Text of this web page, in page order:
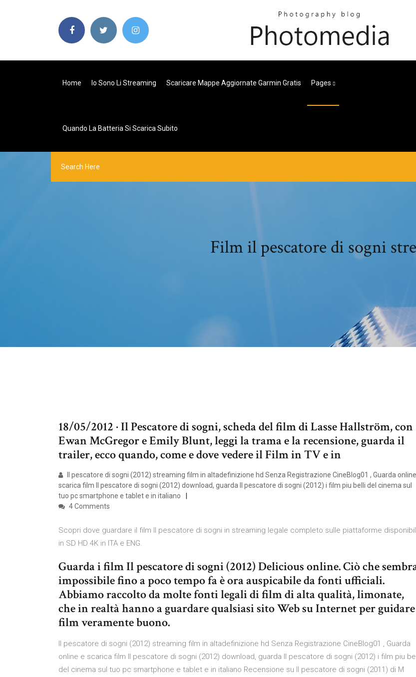
Home Io Sono Li Streaming Scaricare Mappe Aggiornate Garmin Gratis Pages
Quando La Batteria Si Scarica Subito
Film il pescatore di sogni
18/05/2012 · Il Pescatore di sogni, scheda del film di Lasse Hallström, con
Ewan McGregor e Emily Blunt, leggi la trama e la recensione, guarda il
trailer, ecco quando, come e dove vedere il Film in TV e in
Il pescatore di sogni (2012) streaming film in altadefinizione hd Senza Registrazione CineBlog01 , Guarda
scarica film Il pescatore di sogni (2012) download, guarda Il pescatore di sogni (2012) i film piu belli del cinema sul
tuo pc smartphone e tablet e in italiano
4 Comments
Scopri dove guardare il film Il pescatore di sogni in streaming legale completo sulle piattaforme
in SD HD 4K in ITA e ENG.
Guarda i film Il pescatore di sogni (2012) Delicious online. Ciò che
impossibile fino a poco tempo fa è ora auspicabile da fonti ufficiali.
Abbiamo raccolto da molte fonti legali di film di alta qualità, limonate,
che in realtà hanno a guardare qualsiasi sito Web su Internet per guidare
film veramente buono.
Il pescatore di sogni (2012) streaming film in altadefinizione hd Senza Registrazione CineBlog01 , Guarda
online e scarica film Il pescatore di sogni (2012) download, guarda Il pescatore di sogni (2012) i film piu
del cinema sul tuo pc smartphone e tablet e in italiano Recensione su Il pescatore di sogni (2011) di M